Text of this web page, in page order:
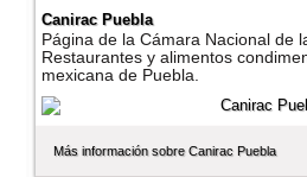
Canirac Puebla
Página de la Cámara Nacional de
Restaurantes y alimentos
mexicana de Puebla.
Más información sobre Canirac Puebla